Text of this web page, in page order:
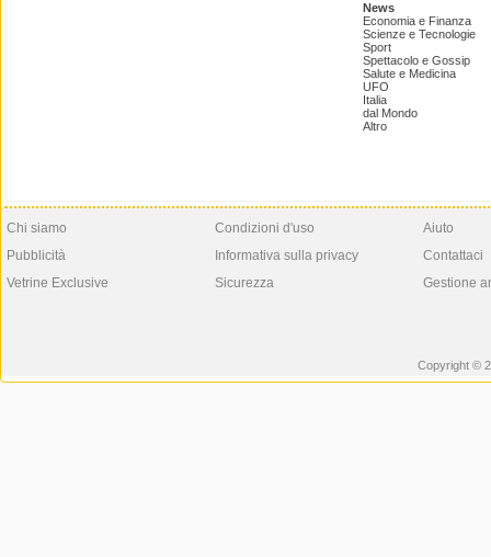
News
Economia e Finanza
Scienze e Tecnologie
Sport
Spettacolo e Gossip
Salute e Medicina
UFO
Italia
dal Mondo
Altro
Chi siamo
Pubblicità
Vetrine Exclusive
Condizioni d'uso
Informativa sulla privacy
Sicurezza
Aiuto
Contattaci
Gestione
Copyright ©